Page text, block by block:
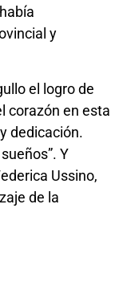
y
el logro de
corazón en esta
dedicación.
Y
Ussino,
de la